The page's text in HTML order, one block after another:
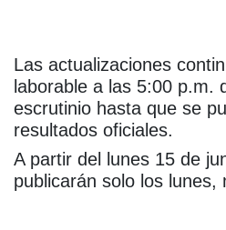
Las actualizaciones
laborable a las 5:00 p.m.
escrutinio hasta que se
resultados oficiales.
A partir del lunes 15 de
publicarán solo los